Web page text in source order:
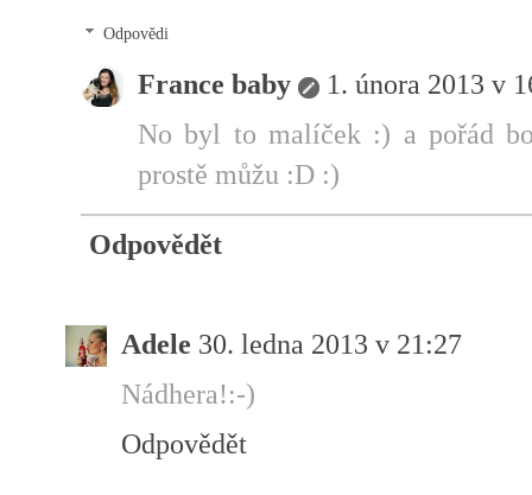
Odpovědi
France baby
1. února 2013 v
No byl to malíček :) a pořád
prostě můžu :D :)
Odpovědět
Adele 30. ledna 2013 v 21:27
Nádhera!:-)
Odpovědět